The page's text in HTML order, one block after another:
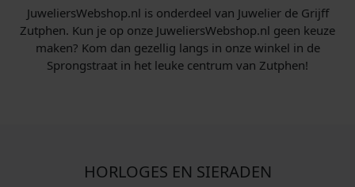
JuweliersWebshop.nl is onderdeel van Juwelier de Grijff
Zutphen. Kun je op onze JuweliersWebshop.nl geen keuze
maken? Kom dan gezellig langs in onze winkel in de
Sprongstraat in het leuke centrum van Zutphen!
HORLOGES EN SIERADEN